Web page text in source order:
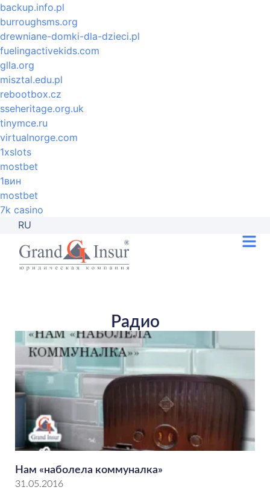
backup.info.pl
burroughsms.org
drewniane-domki-dla-dzieci.pl
fuelingactivekids.com
glla.org
misztal.edu.pl
rebootbox.cz
sseheritage.org.uk
tinymce.ru
virtualnorge.com
1xslots
mostbet
1вин
mostbet
7k casino
RU
Радио
Нам «наболела коммуналка»
31.05.2016